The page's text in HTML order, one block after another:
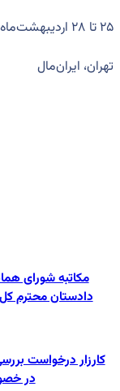
۲۵ تا ۲۸ اردیبهشت‌ماه ۱۴۰۳
تهران، ایران‌مال
مکاتبه شورای
دادستان محترم
کارزار درخواست
در